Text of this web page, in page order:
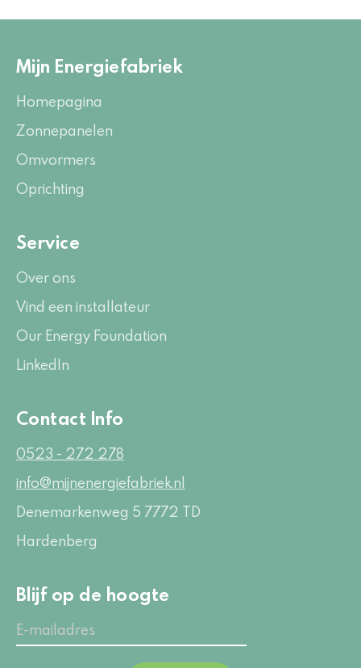
Mijn Energiefabriek
Homepagina
Zonnepanelen
Omvormers
Oprichting
Service
Over ons
Vind een installateur
Our Energy Foundation
LinkedIn
Contact Info
0523 - 272 278
info@mijnenergiefabriek.nl
Denemarkenweg 5 7772 TD
Hardenberg
Blijf op de hoogte